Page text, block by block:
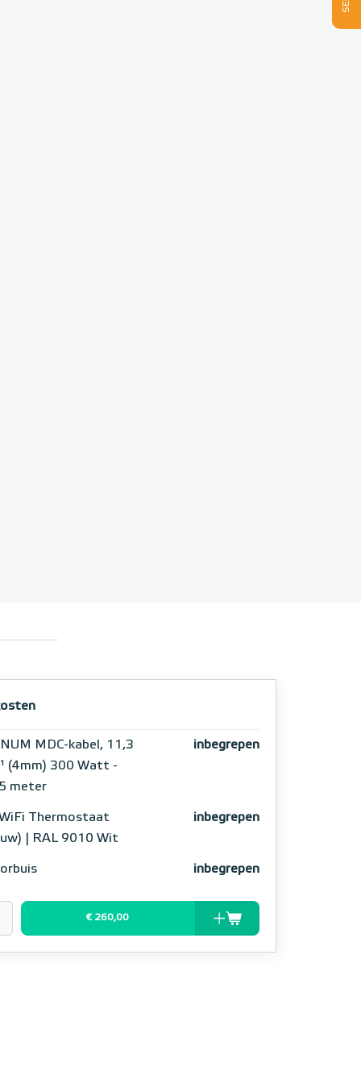
MDC-kabel, 11,3
(4mm) 300 Watt -
meter
inbegrepen
Thermostaat
| RAL 9010 Wit
inbegrepen
inbegrepen
€ 260,00